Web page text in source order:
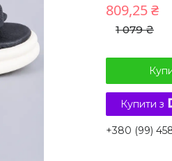
1 079 ₴
809,25 ₴
Купити з
+380 (99)